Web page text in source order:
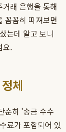
래 은행을 통해
꼼꼼히 따져보면
는데 알고 보니
요.
체
순히 '송금 수수
료가 포함되어 있